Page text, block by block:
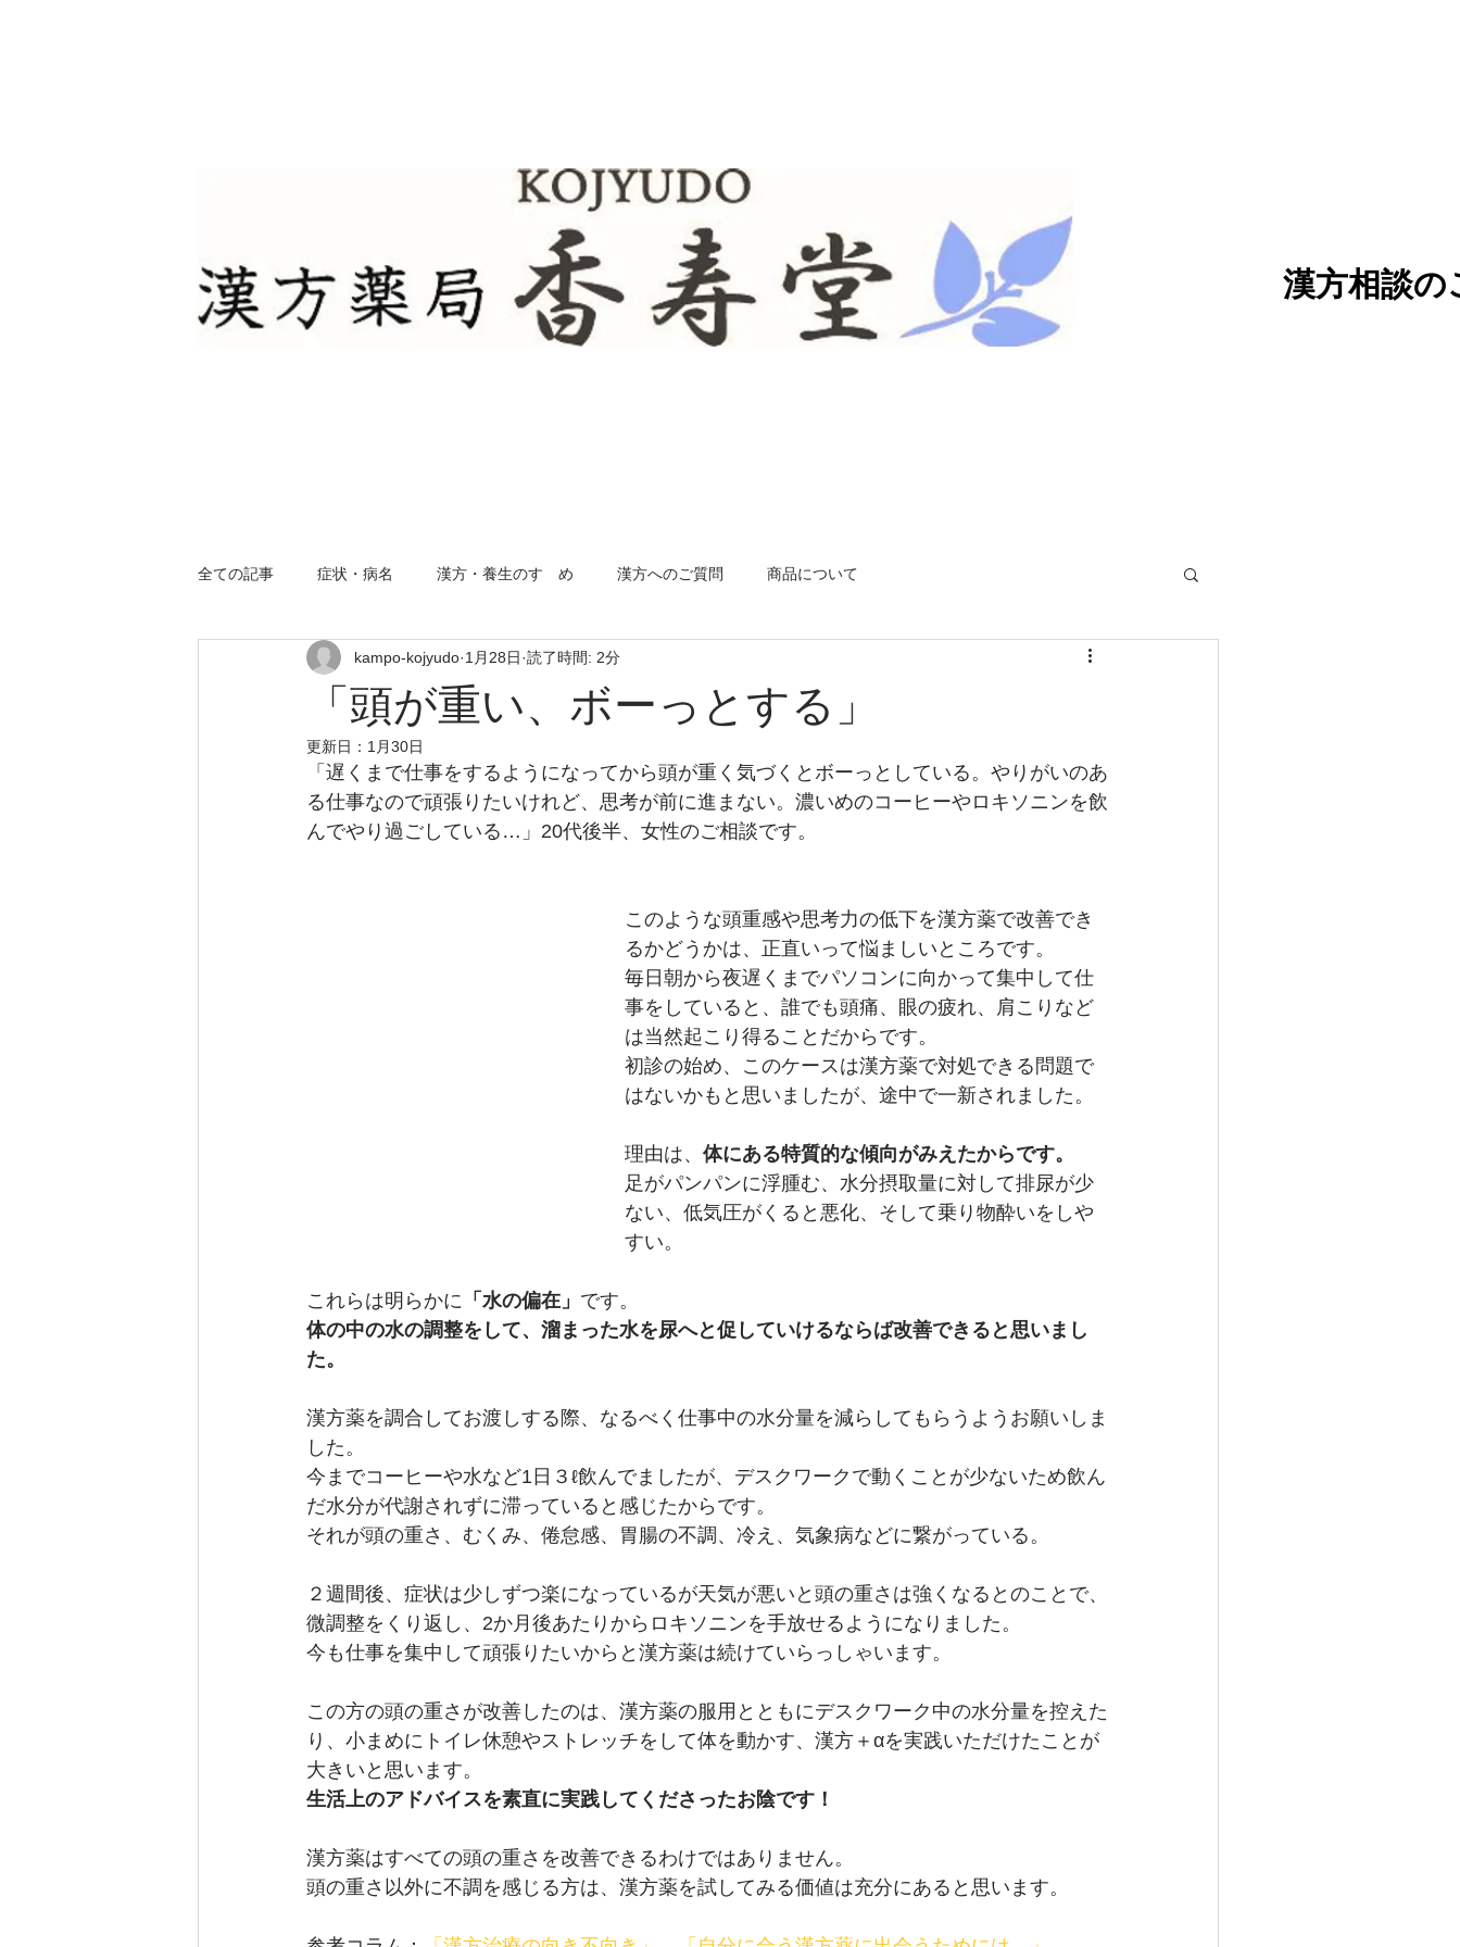
漢方相談の
全ての記事 症状・病名 漢方・養生のすゝめ 漢方へのご質問 商品について
「頭が重い、ボーっとする」
kampo-kojyudo 1月28日 読了時間: 2分
更新日： 1月30日
「遅くまで仕事をするようになってから頭が重く気づくとボーっとしている。やりがいのあ
る仕事なので頑張りたいけれど、思考が前に進まない。濃いめのコーヒーやロキソニンを飲
んでやり過ごしている…」20代後半、女性のご相談です。
このような頭重感や思考力の低下を漢方薬で改善でき
るかどうかは、正直いって悩ましいところです。
毎日朝から夜遅くまでパソコンに向かって集中して仕
事をしていると、誰でも頭痛、眼の疲れ、肩こりなど
は当然起こり得ることだからです。
初診の始め、このケースは漢方薬で対処できる問題で
はないかもと思いましたが、途中で一新されました。
理由は、 体にある特質的な傾向がみえたからです。
足がパンパンに浮腫む、水分摂取量に対して排尿が少
ない、低気圧がくると悪化、そして乗り物酔いをしや
すい。
これらは明らかに 「水の偏在」 です。
体の中の水の調整をして、溜まった水を尿へと促していけるならば改善できると思いまし
た。
漢方薬を調合してお渡しする際、なるべく仕事中の水分量を減らしてもらうようお願いしま
した。
今までコーヒーや水など1日３ℓ飲んでましたが、デスクワークで動くことが少ないため飲ん
だ水分が代謝されずに滞っていると感じたからです。
それが頭の重さ、むくみ、倦怠感、胃腸の不調、冷え、気象病などに繋がっている。
２週間後、症状は少しずつ楽になっているが天気が悪いと頭の重さは強くなるとのことで、
微調整をくり返し、2か月後あたりからロキソニンを手放せるようになりました。
今も仕事を集中して頑張りたいからと漢方薬は続けていらっしゃいます。
この方の頭の重さが改善したのは、漢方薬の服用とともにデスクワーク中の水分量を控えた
り、小まめにトイレ休憩やストレッチをして体を動かす、漢方＋αを実践いただけたことが
大きいと思います。
生活上のアドバイスを素直に実践してくださったお陰です！
漢方薬はすべての頭の重さを改善できるわけではありません。
頭の重さ以外に不調を感じる方は、漢方薬を試してみる価値は充分にあると思います。